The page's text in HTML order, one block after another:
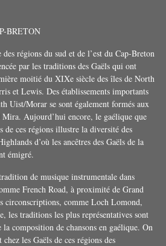
BRETON
régions du sud et de l’est du Cap-Breton
par les traditions des Gaëls qui ont
moitié du XIXe siècle des îles de North
et Lewis. Des établissements importants
Uist/Morar se sont également formés aux
Mira. Aujourd’hui encore, le gaélique que
de ces régions illustre la diversité des
d’où les ancêtres des Gaëls de la
émigré.
de musique instrumentale dans
French Road, à proximité de Grand
circonscriptions, comme Loch Lomond,
les traditions les plus représentatives sont
composition de chansons en gaélique. On
les Gaëls de ces régions des